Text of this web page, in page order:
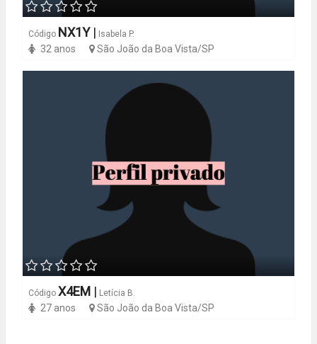
Código NX1Y | Isabela P.
32 anos São João da Boa Vista/SP
Código X4EM | Letícia B.
27 anos São João da Boa Vista/SP